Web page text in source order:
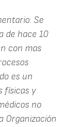
Se
de hace 10
con mas
es un
físicas y
no
Organización